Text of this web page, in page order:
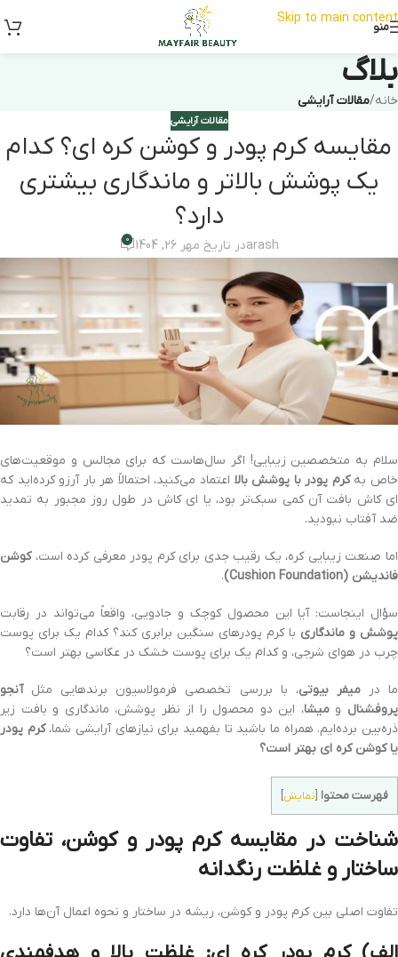
Skip to main content
منو
بلاگ
خانه/مقالات آرایشی
مقالات آرایشی
مقایسه کرم پودر و کوشن کره‌ ای؟ کدام
یک پوشش بالاتر و ماندگاری بیشتری
دارد؟
arashدر تاریخ مهر 26, 1404 0
سلام به متخصصین زیبایی! اگر سال‌هاست که برای مجالس و موقعیت‌های
خاص بهکرم پودر با پوشش بالا اعتماد می‌کنید، احتمالاً هر بار آرزو کرده‌اید که
ای کاش بافت آن کمی سبک‌تر بود، یا ای کاش در طول روز مجبور به تمدید
ضد آفتاب نبودید.
اما صنعت زیبایی کره، یک رقیب جدی برای کرم پودر معرفی کرده است،کوشن
فاندیشن (Cushion Foundation)
.
سؤال اینجاست: آیا این محصول کوچک و جادویی، واقعاً می‌تواند در رقابت
پوشش و ماندگاری با کرم پودرهای سنگین برابری کند؟ کدام یک برای پوست
چرب در هوای شرجی، و کدام یک برای پوست خشک در عکاسی بهتر است؟
ما درمیفر بیوتی، با بررسی تخصصی فرمولاسیون برندهایی مثلآنجو
پروفشنال ومیشا، این دو محصول را از نظر پوشش، ماندگاری و بافت زیر
ذره‌بین برده‌ایم. همراه ما باشید تا بفهمید برای نیازهای آرایشی شما،کرم پودر
یا کوشن کره ای بهتر است؟
فهرست محتوا نمایش
شناخت در مقایسه کرم پودر و کوشن، تفاوت
ساختار و غلظت رنگدانه
تفاوت اصلی بین کرم پودر و کوشن، ریشه در ساختار و نحوه اعمال آن‌ها دارد.